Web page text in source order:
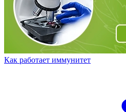
Как работает иммунитет